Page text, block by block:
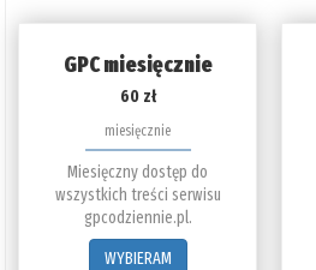
GPC miesięcznie
60 zł
miesięcznie
Miesięczny dostęp do
wszystkich treści serwisu
gpcodziennie.pl.
WYBIERAM